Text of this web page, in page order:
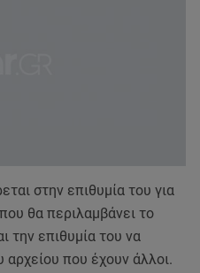
στην επιθυμία του για
που θα περιλαμβάνει το
την επιθυμία του να
που έχουν άλλοι.